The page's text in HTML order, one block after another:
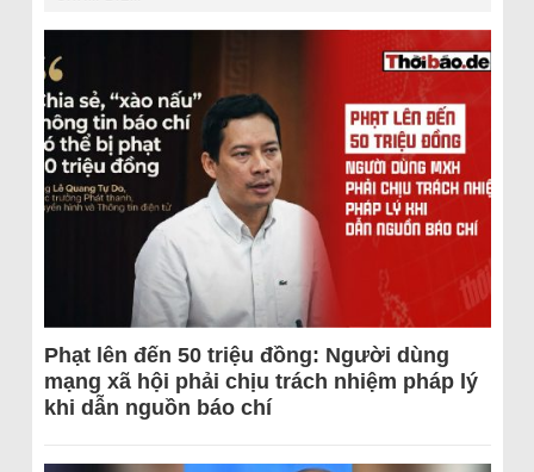
Phạt lên đến 50 triệu đồng: Người dùng
mạng xã hội phải chịu trách nhiệm pháp lý
khi dẫn nguồn báo chí